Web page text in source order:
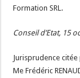
Formation SRL.
Conseil d’Etat, 15
Jurisprudence citée
Me Frédéric